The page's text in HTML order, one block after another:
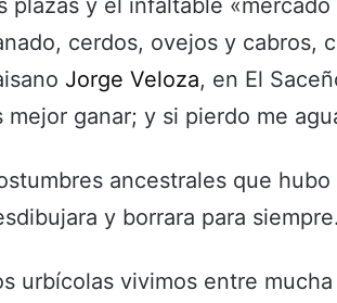
plazas y el infaltable
cerdos, ovejos y cabros,
Jorge Veloza, en El
mejor ganar; y si pierdo me
ancestrales que
y borrara para
urbícolas vivimos entre